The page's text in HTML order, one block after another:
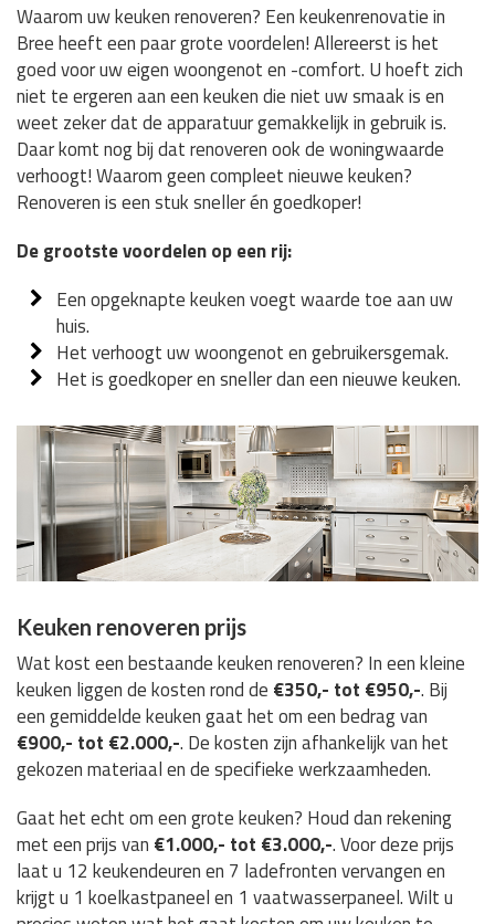
Waarom uw keuken renoveren? Een keukenrenovatie in
Bree heeft een paar grote voordelen! Allereerst is het
goed voor uw eigen woongenot en -comfort. U hoeft zich
niet te ergeren aan een keuken die niet uw smaak is en
weet zeker dat de apparatuur gemakkelijk in gebruik is.
Daar komt nog bij dat renoveren ook de woningwaarde
verhoogt! Waarom geen compleet nieuwe keuken?
Renoveren is een stuk sneller én goedkoper!
De grootste voordelen op een rij:
Een opgeknapte keuken voegt waarde toe aan uw
huis.
Het verhoogt uw woongenot en gebruikersgemak.
Het is goedkoper en sneller dan een nieuwe keuken.
Keuken renoveren prijs
Wat kost een bestaande keuken renoveren? In een kleine
keuken liggen de kosten rond de €350,- tot €950,-. Bij
een gemiddelde keuken gaat het om een bedrag van
€900,- tot €2.000,-. De kosten zijn afhankelijk van het
gekozen materiaal en de specifieke werkzaamheden.
Gaat het echt om een grote keuken? Houd dan rekening
met een prijs van €1.000,- tot €3.000,-. Voor deze prijs
laat u 12 keukendeuren en 7 ladefronten vervangen en
krijgt u 1 koelkastpaneel en 1 vaatwasserpaneel. Wilt u